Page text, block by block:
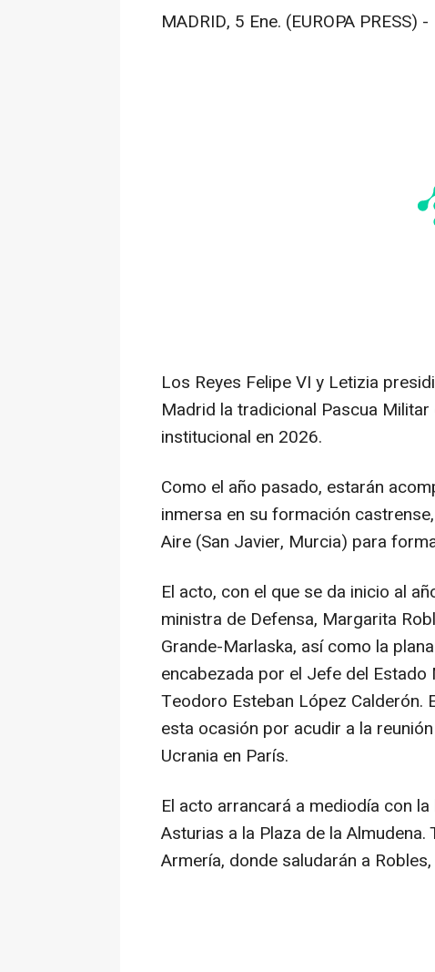
MADRID, 5 Ene. (EUROPA PRESS) -
Los Reyes Felipe VI y Letizia
Madrid la tradicional Pascua
institucional en 2026.
Como el año pasado, estarán
inmersa en su formación
Aire (San Javier, Murcia) para
El acto, con el que se da inicio al
ministra de Defensa, Margarita
Grande-Marlaska, así como la
encabezada por el Jefe del
Teodoro Esteban López Calderón.
esta ocasión por acudir a la
Ucrania en París.
El acto arrancará a mediodía con
Asturias a la Plaza de la
Armería, donde saludarán a